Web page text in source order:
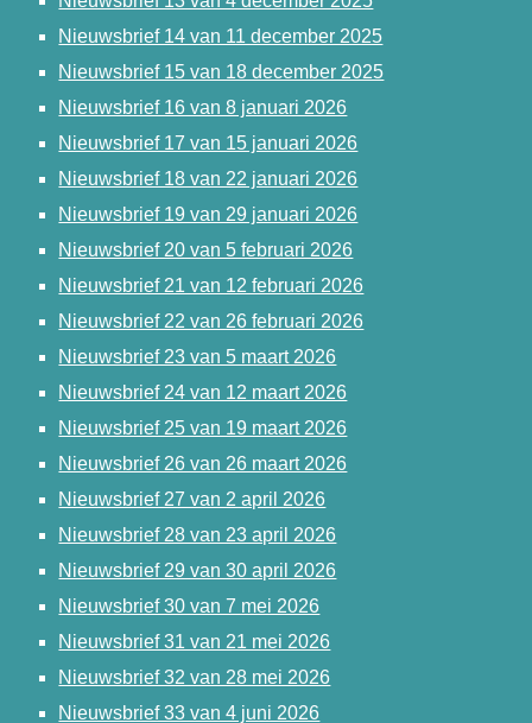
Nieuwsbrief 14 van 11 december 2025
Nieuwsbrief 15 van 18 december 2025
Nieuwsbrief 16 van 8 januari 2026
Nieuwsbrief 17 van 15 januari 2026
Nieuwsbrief 18 van 22 januari 2026
Nieuwsbrief 19 van 29 januari 2026
Nieuwsbrief 20 van 5 februari 2026
Nieuwsbrief 21 van 12 februari 2026
Nieuwsbrief 22 van 26 februari 2026
Nieuwsbrief 23 van 5 maart 2026
Nieuwsbrief 24 van 12 maart 2026
Nieuwsbrief 25 van 19 maart 2026
Nieuwsbrief 26 van 26 maart 2026
Nieuwsbrief 27 van 2 april 2026
Nieuwsbrief 28 van 23 april 2026
Nieuwsbrief 29 van 30 april 2026
Nieuwsbrief 30 van 7 mei 2026
Nieuwsbrief 31 van 21 mei 2026
Nieuwsbrief 32 van 28 mei 2026
Nieuwsbrief 33 van 4 juni 2026